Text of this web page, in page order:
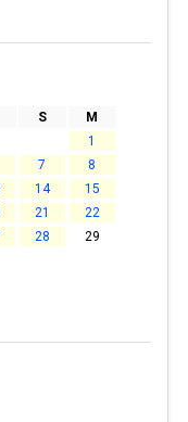
S
M
1
7
8
14
15
21
22
28
29